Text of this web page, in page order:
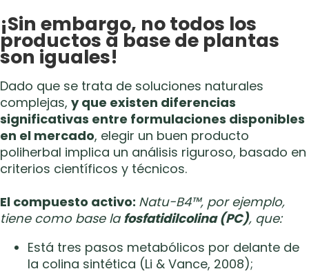
¡Sin embargo, no todos los
productos a base de plantas
son iguales!
Dado que se trata de soluciones naturales
complejas, y que existen diferencias
significativas entre formulaciones disponibles
en el mercado, elegir un buen producto
poliherbal implica un análisis riguroso, basado en
criterios científicos y técnicos.
El compuesto activo: Natu-B4™, por ejemplo,
tiene como base lafosfatidilcolina (PC), que:
Está tres pasos metabólicos por delante de
la colina sintética (Li & Vance, 2008);